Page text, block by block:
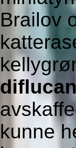
Brailov
kunne